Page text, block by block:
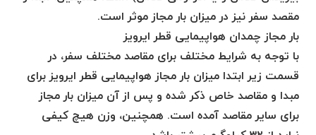
مقصد سفر نیز در میزان بار مجاز موثر است.
بار مجاز چمدان هواپیمایی قطر ایرویز
با توجه به شرایط مختلف برای مقاصد مختلف سفر، در
قسمت زیر ابتدا میزان بار مجاز هواپیمایی قطر ایرویز برای
مبدا‌ و مقاصد خاص ذکر شده و پس از آن میزان بار مجاز
برای سایر مقاصد آمده است. همچنین، وزن هیچ کیفی